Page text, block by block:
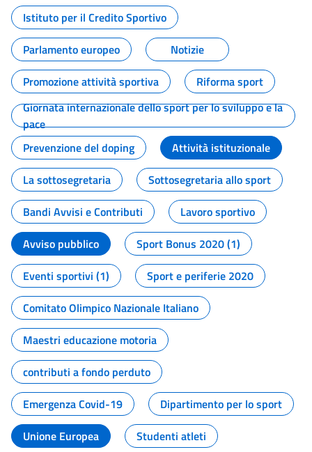
Istituto per il Credito Sportivo
Parlamento europeo
Notizie
Promozione attività sportiva
Riforma sport
Giornata internazionale dello sport per lo sviluppo e la
pace
Prevenzione del doping
Attività istituzionale
La sottosegretaria
Sottosegretaria allo sport
Bandi Avvisi e Contributi
Lavoro sportivo
Avviso pubblico
Sport Bonus 2020 (1)
Eventi sportivi (1)
Sport e periferie 2020
Comitato Olimpico Nazionale Italiano
Maestri educazione motoria
contributi a fondo perduto
Emergenza Covid-19
Dipartimento per lo sport
Unione Europea
Studenti atleti